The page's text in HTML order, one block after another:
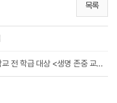
목록
유해피 대구점, 대구 죽전초등학교 전 학급 대상 <생명 존중 교육 프로그램> 실시